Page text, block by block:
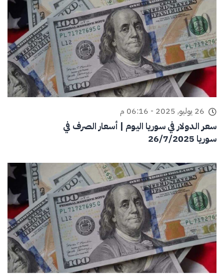
26 يوليو, 2025 - 06:16 م
سعر الدولار في سوريا اليوم | أسعار الصرف في
سوريا 26/7/2025